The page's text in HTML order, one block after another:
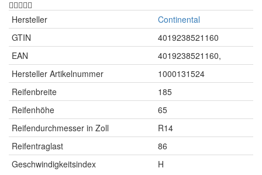
Hersteller
Continental
GTIN
4019238521160
EAN
4019238521160,
Hersteller Artikelnummer
1000131524
Reifenbreite
185
Reifenhöhe
65
Reifendurchmesser in Zoll
R14
Reifentraglast
86
Geschwindigkeitsindex
H